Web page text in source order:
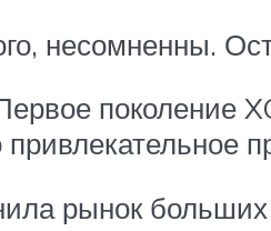
несомненны.
поколение
рынок